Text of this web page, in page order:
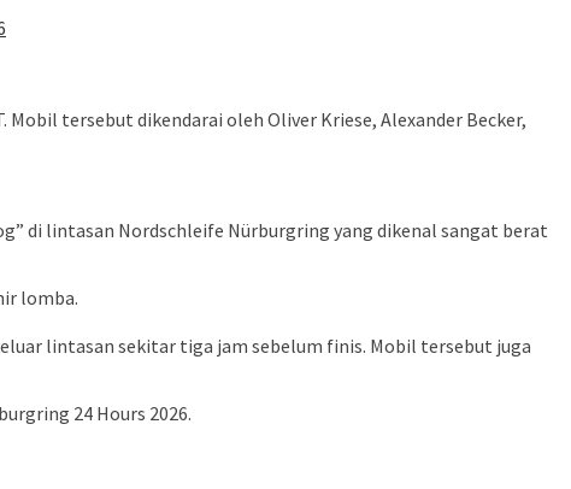
Mobil tersebut dikendarai oleh Oliver Kriese, Alexander Becker,
di lintasan Nordschleife Nürburgring yang dikenal sangat berat
lomba.
lintasan sekitar tiga jam sebelum finis. Mobil tersebut juga
24 Hours 2026.